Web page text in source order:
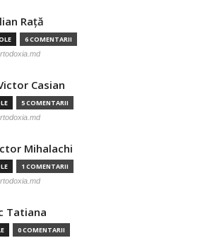
Raţă
6 COMENTARII
Casian
5 COMENTARII
Mihalachi
1 COMENTARII
Tatiana
0 COMENTARII